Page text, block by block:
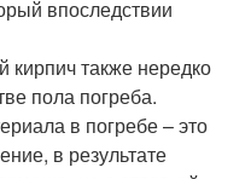
впоследствии
также нередко
пола погреба.
в погребе – это
в результате